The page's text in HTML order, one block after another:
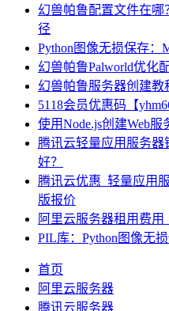
幻兽帕鲁配置文件在哪
径
Python图像无损保存：
幻兽帕鲁Palworld优化
幻兽帕鲁服务器创建教
5118会员优惠码【
使用Node.js创建Web服
腾讯云轻量应用服务
好？
腾讯云优惠_轻量应用
版报价
阿里云服务器租用费用
PIL库：Python图像无
首页
阿里云服务器
腾讯云服务器